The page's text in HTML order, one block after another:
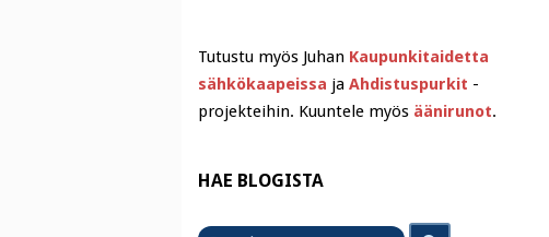
Tutustu myös Juhan Kaupunkitaidetta
sähkökaapeissa ja Ahdistuspurkit -
projekteihin. Kuuntele myös äänirunot.
HAE BLOGISTA